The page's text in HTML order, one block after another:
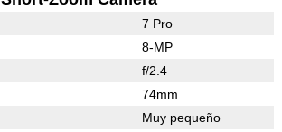
7 Pro
8-MP
f/2.4
74mm
Muy pequeño